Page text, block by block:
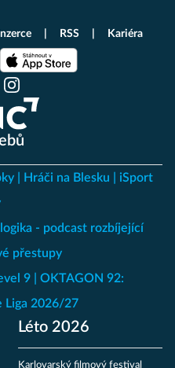
Hráči na Blesku
iSport
- podcast rozbíjející
přestupy
9
OKTAGON 92:
Liga 2026/27
Léto 2026
Karlovarský filmový festival
Inzerce RSS Kariéra